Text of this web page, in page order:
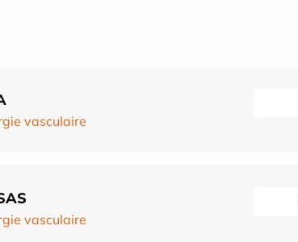
vasculaire
vasculaire